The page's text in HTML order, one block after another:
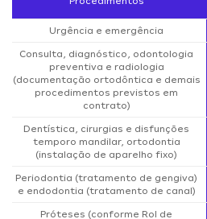
Urgência e emergência
Consulta, diagnóstico, odontologia
preventiva e radiologia
(documentação ortodôntica e demais
procedimentos previstos em
contrato)
Dentística, cirurgias e disfunções
temporo mandilar, ortodontia
(instalação de aparelho fixo)
Periodontia (tratamento de gengiva)
e endodontia (tratamento de canal)
Próteses (conforme Rol de